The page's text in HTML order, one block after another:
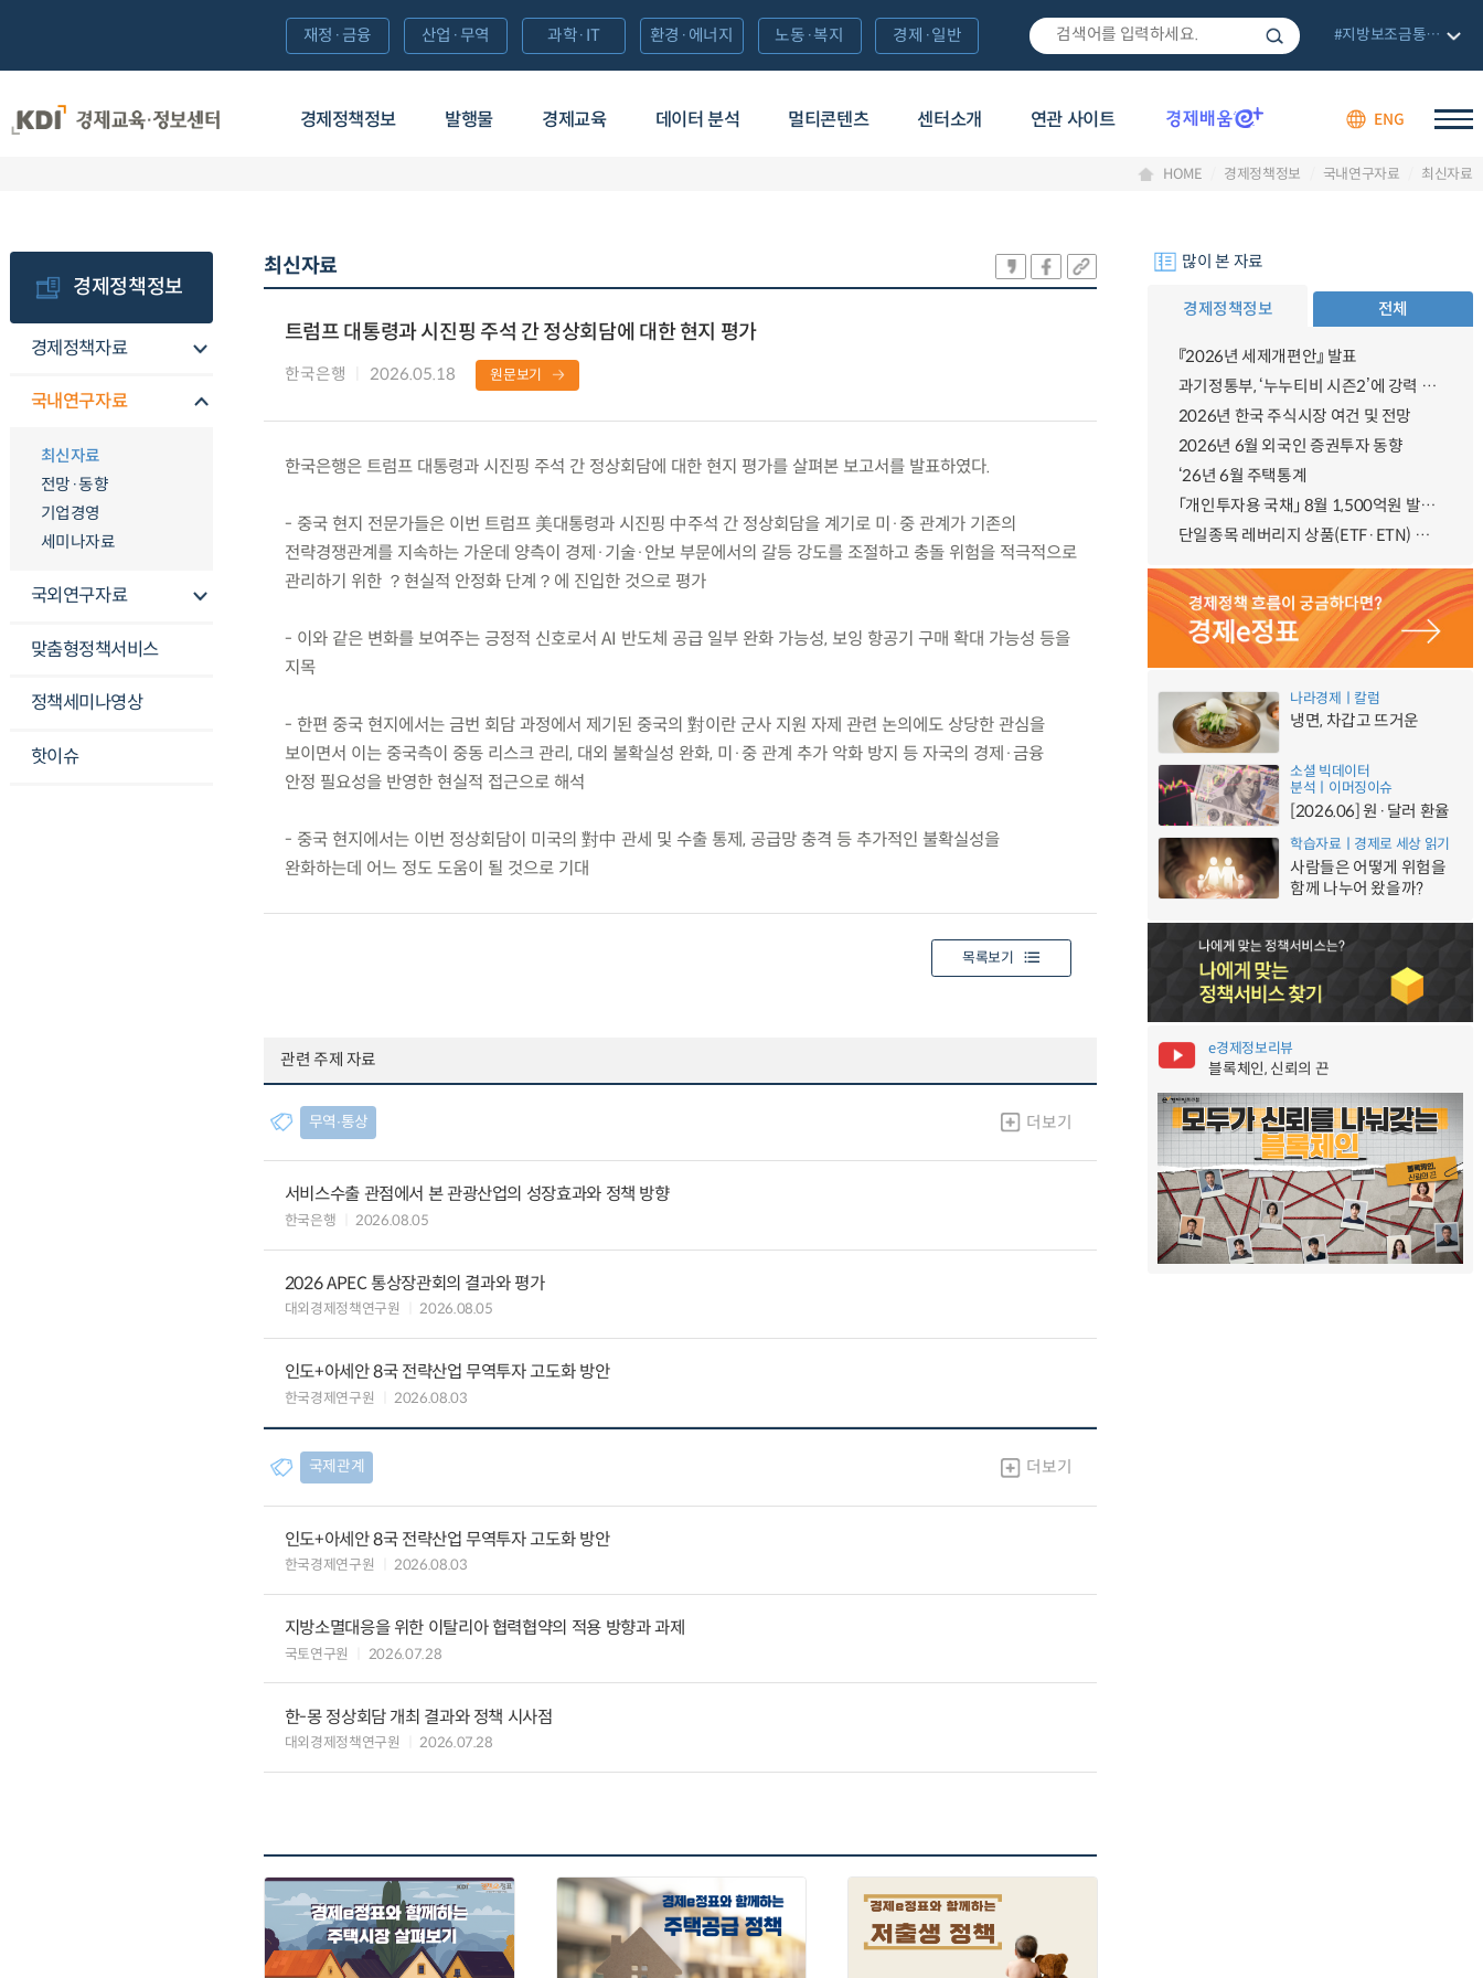
경제정책정보 발행물 경제교육 데이터 분석 멀티콘텐츠 센터소개 연관 사이트 ENG
재정·금융 산업·무역 과학·IT 환경·에너지 노동·복지 경제·일반 #지방보조금통합관리망
HOME 경제정책정보 국내연구자료 최신자료
경제정책정보
경제정책자료
국내연구자료
최신자료
전망·동향
기업경영
세미나자료
국외연구자료
맞춤형정책서비스
정책세미나영상
핫이슈
최신자료
트럼프 대통령과 시진핑 주석 간 정상회담에 대한 현지 평가
한국은행 2026.05.18 원문보기
한국은행은 트럼프 대통령과 시진핑 주석 간 정상회담에 대한 현지 평가를 살펴본 보고서를 발표하였다.
- 중국 현지 전문가들은 이번 트럼프 美대통령과 시진핑 中주석 간 정상회담을 계기로 미·중 관계가 기존의
전략경쟁관계를 지속하는 가운데 양측이 경제·기술·안보 부문에서의 갈등 강도를 조절하고 충돌 위험을 적극적으로
관리하기 위한 ？현실적 안정화 단계？에 진입한 것으로 평가
- 이와 같은 변화를 보여주는 긍정적 신호로서 AI 반도체 공급 일부 완화 가능성, 보잉 항공기 구매 확대 가능성 등을
지목
- 한편 중국 현지에서는 금번 회담 과정에서 제기된 중국의 對이란 군사 지원 자제 관련 논의에도 상당한 관심을
보이면서 이는 중국측이 중동 리스크 관리, 대외 불확실성 완화, 미·중 관계 추가 악화 방지 등 자국의 경제·금융
안정 필요성을 반영한 현실적 접근으로 해석
- 중국 현지에서는 이번 정상회담이 미국의 對中 관세 및 수출 통제, 공급망 충격 등 추가적인 불확실성을
완화하는데 어느 정도 도움이 될 것으로 기대
목록보기
관련 주제 자료
무역∙통상 더보기
서비스수출 관점에서 본 관광산업의 성장효과와 정책 방향
한국은행 2026.08.05
2026 APEC 통상장관회의 결과와 평가
대외경제정책연구원 2026.08.05
인도+아세안 8국 전략산업 무역투자 고도화 방안
한국경제연구원 2026.08.03
국제관계 더보기
인도+아세안 8국 전략산업 무역투자 고도화 방안
한국경제연구원 2026.08.03
지방소멸대응을 위한 이탈리아 협력협약의 적용 방향과 과제
국토연구원 2026.07.28
한-몽 정상회담 개최 결과와 정책 시사점
대외경제정책연구원 2026.07.28
많이 본 자료
경제정책정보 전체
『2026년 세제개편안』 발표
과기정통부, ‘누누티비 시즌2’에 강력 대응 의지 밝혀
2026년 한국 주식시장 여건 및 전망
2026년 6월 외국인 증권투자 동향
‘26년 6월 주택통계
「개인투자용 국채」 8월 1,500억원 발행 예정
단일종목 레버리지 상품(ETF·ETN) 기본예탁금 강화 조기시행 방안 안내
나라경제ㅣ칼럼
냉면, 차갑고 뜨거운
소셜 빅데이터
분석ㅣ이머징이슈
[2026.06] 원·달러 환율
학습자료ㅣ경제로 세상 읽기
사람들은 어떻게 위험을
함께 나누어 왔을까?
e경제정보리뷰
블록체인, 신뢰의 끈